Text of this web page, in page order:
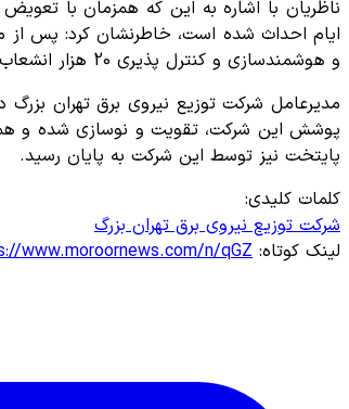
و هوشمندسازی و کنترل پذیری 20 هزار انشعاب برق اولویت دار در شهر تهران نیز هستیم.
پوشش این شرکت، تقویت و نوسازی شده و
پایتخت نیز توسط این شرکت به پایان رسید.
کلمات کلیدی:
شرکت توزیع نیروی برق تهران بزرگ
لینک کوتاه: www.moroornews.com/n/qGZ